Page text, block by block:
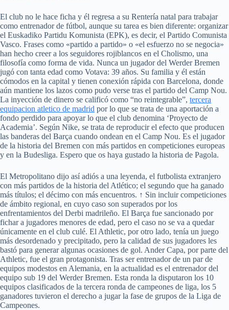
El club no le hace ficha y él regresa a su Rentería natal para trabajar
como entrenador de fútbol, aunque su tarea es bien diferente: organizar
el Euskadiko Partidu Komunista (EPK), es decir, el Partido Comunista
Vasco. Frases como «partido a partido» o «el esfuerzo no se negocia»
han hecho creer a los seguidores rojiblancos en el Cholismo, una
filosofía como forma de vida. Nunca un jugador del Werder Bremen
jugó con tanta edad como Votava: 39 años. Su familia y él están
cómodos en la capital y tienen conexión rápida con Barcelona, donde
aún mantiene los lazos como pudo verse tras el partido del Camp Nou.
La inyección de dinero se calificó como “no reintegrable”, tercera
equipacion atletico de madrid por lo que se trata de una aportación a
fondo perdido para apoyar lo que el club denomina ‘Proyecto de
Academia’. Según Nike, se trata de reproducir el efecto que producen
las banderas del Barça cuando ondean en el Camp Nou. Es el jugador
de la historia del Bremen con más partidos en competiciones europeas
y en la Budesliga. Espero que os haya gustado la historia de Pagola.
El Metropolitano dijo así adiós a una leyenda, el futbolista extranjero
con más partidos de la historia del Atlético; el segundo que ha ganado
más títulos; el décimo con más encuentros. ↑ Sin incluir competiciones
de ámbito regional, en cuyo caso son superados por los
enfrentamientos del Derbi madrileño. El Barça fue sancionado por
fichar a jugadores menores de edad, pero el caso no se va a quedar
únicamente en el club culé. El Athletic, por otro lado, tenía un juego
más desordenado y precipitado, pero la calidad de sus jugadores les
bastó para generar algunas ocasiones de gol. Ander Capa, por parte del
Athletic, fue el gran protagonista. Tras ser entrenador de un par de
equipos modestos en Alemania, en la actualidad es el entrenador del
equipo sub 19 del Werder Bremen. Esta ronda la disputaron los 10
equipos clasificados de la tercera ronda de campeones de liga, los 5
ganadores tuvieron el derecho a jugar la fase de grupos de la Liga de
Campeones.